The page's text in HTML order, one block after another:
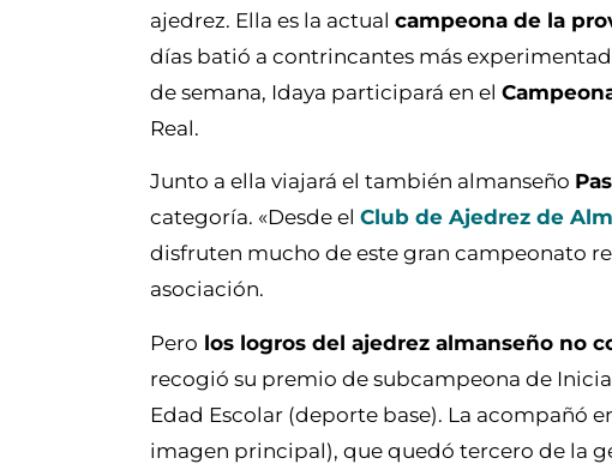
ajedrez. Ella es la actual campeona de la
días batió a contrincantes más
de semana, Idaya participará en el
Real.
Junto a ella viajará el también almanseño
categoría. «Desde el Club de Ajedrez de
disfruten mucho de este gran campeonato
asociación.
Pero los logros del ajedrez almanseño no
recogió su premio de subcampeona de
Edad Escolar (deporte base). La acompañó
imagen principal), que quedó tercero de la